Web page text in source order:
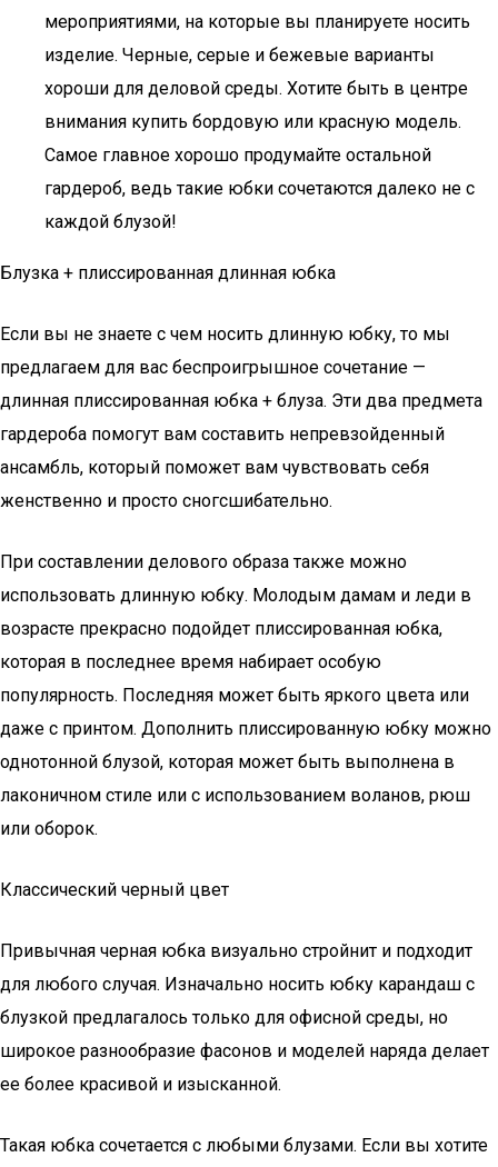
мероприятиями, на которые вы планируете носить
изделие. Черные, серые и бежевые варианты
хороши для деловой среды. Хотите быть в центре
внимания купить бордовую или красную модель.
Самое главное хорошо продумайте остальной
гардероб, ведь такие юбки сочетаются далеко не с
каждой блузой!
Блузка + плиссированная длинная юбка
Если вы не знаете с чем носить длинную юбку, то мы
предлагаем для вас беспроигрышное сочетание —
длинная плиссированная юбка + блуза. Эти два предмета
гардероба помогут вам составить непревзойденный
ансамбль, который поможет вам чувствовать себя
женственно и просто сногсшибательно.
При составлении делового образа также можно
использовать длинную юбку. Молодым дамам и леди в
возрасте прекрасно подойдет плиссированная юбка,
которая в последнее время набирает особую
популярность. Последняя может быть яркого цвета или
даже с принтом. Дополнить плиссированную юбку можно
однотонной блузой, которая может быть выполнена в
лаконичном стиле или с использованием воланов, рюш
или оборок.
Классический черный цвет
Привычная черная юбка визуально стройнит и подходит
для любого случая. Изначально носить юбку карандаш с
блузкой предлагалось только для офисной среды, но
широкое разнообразие фасонов и моделей наряда делает
ее более красивой и изысканной.
Такая юбка сочетается с любыми блузами. Если вы хотите